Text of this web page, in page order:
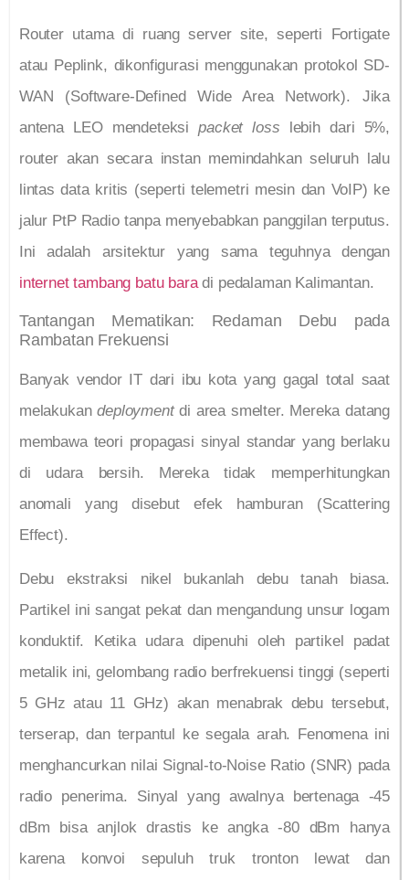
Router utama di ruang server site, seperti Fortigate
atau Peplink, dikonfigurasi menggunakan protokol SD-
WAN (Software-Defined Wide Area Network). Jika
antena LEO mendeteksipacket loss lebih dari 5%,
router akan secara instan memindahkan seluruh lalu
lintas data kritis (seperti telemetri mesin dan VoIP) ke
jalur PtP Radio tanpa menyebabkan panggilan terputus.
Ini adalah arsitektur yang sama teguhnya dengan
internet tambang batu baradi pedalaman Kalimantan.
Tantangan Mematikan: Redaman Debu pada
Rambatan Frekuensi
Banyak vendor IT dari ibu kota yang gagal total saat
melakukandeploymentdi area smelter. Mereka datang
membawa teori propagasi sinyal standar yang berlaku
di udara bersih. Mereka tidak memperhitungkan
anomali yang disebut efek hamburan (Scattering
Effect).
Debu ekstraksi nikel bukanlah debu tanah biasa.
Partikel ini sangat pekat dan mengandung unsur logam
konduktif. Ketika udara dipenuhi oleh partikel padat
metalik ini, gelombang radio berfrekuensi tinggi (seperti
5 GHz atau 11 GHz) akan menabrak debu tersebut,
terserap, dan terpantul ke segala arah. Fenomena ini
menghancurkan nilai Signal-to-Noise Ratio (SNR) pada
radio penerima. Sinyal yang awalnya bertenaga -45
dBm bisa anjlok drastis ke angka -80 dBm hanya
karena konvoi sepuluh truk tronton lewat dan